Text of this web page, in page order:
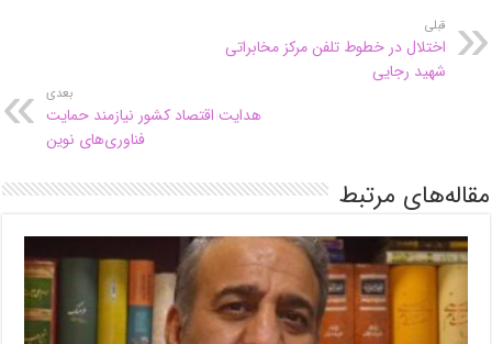
قبلی
اختلال در خطوط تلفن مرکز مخابراتی
شهید رجایی
بعدی
هدایت اقتصاد کشور نیازمند حمایت
فناوری‌های نوین
مقاله‌های مرتبط